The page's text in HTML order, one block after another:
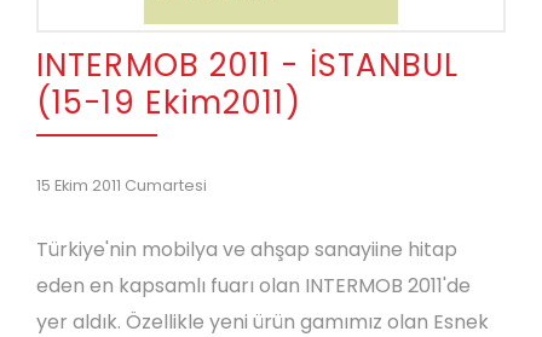
INTERMOB 2011 - İSTANBUL
(15-19 Ekim2011)
15 Ekim 2011 Cumartesi
Türkiye'nin mobilya ve ahşap sanayiine hitap
eden en kapsamlı fuarı olan INTERMOB 2011'de
yer aldık. Özellikle yeni ürün gamımız olan Esnek